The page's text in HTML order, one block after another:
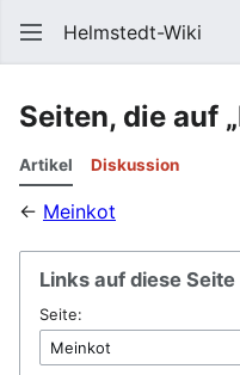
Helmstedt-Wiki
Seiten, die auf
Artikel Diskussion
← Meinkot
Links auf diese Seite
Seite: